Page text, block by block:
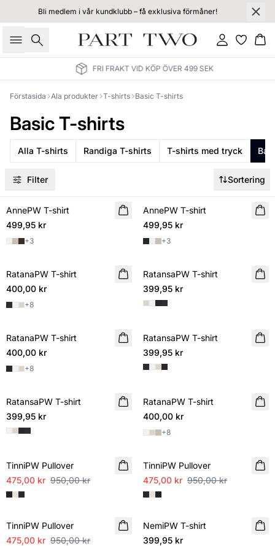
Bli medlem i vår kundklubb – få exklusiva förmåner!
Sök Logga in
FRI FRAKT VID KÖP ÖVER 499 SEK
Förstasida Ala produkter T-shirts Basic T-shirts
Basic T-shirts
Alla T-shirts Randiga T-shirts T-shirts med tryck
Filter Sortering
NYHET
AnnePW T-shirt
499,95 kr
+3
AnnePW T-shirt
499,95 kr
+3
RatanaPW T-shirt
400,00 kr
+8
RatansaPW T-shirt
399,95 kr
RatanaPW T-shirt
400,00 kr
+8
RatansaPW T-shirt
399,95 kr
RatansaPW T-shirt
399,95 kr
RatanaPW T-shirt
400,00 kr
+8
TinniPW Pullover
475,00 kr 950,00 kr
TinniPW Pullover
475,00 kr 950,00 kr
SALE
TinniPW Pullover
475,00 kr 950,00 kr
NemiPW T-shirt
399,95 kr